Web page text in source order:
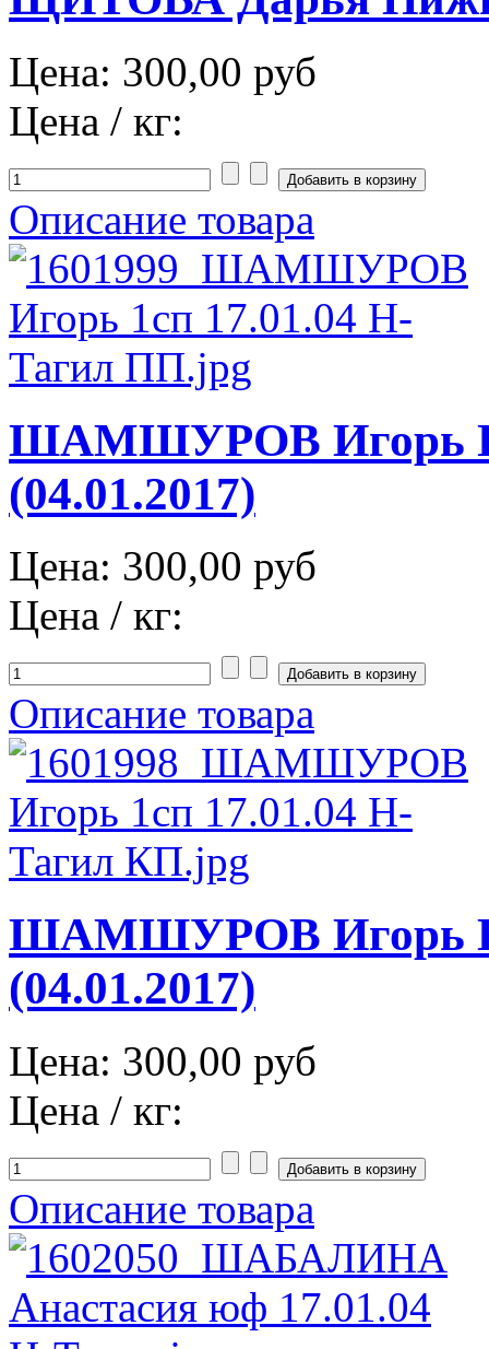
Цена: 300,00 руб
Цена / кг:
Описание товара
ШАМШУРОВ Игорь
(04.01.2017)
Цена: 300,00 руб
Цена / кг:
Описание товара
ШАМШУРОВ Игорь
(04.01.2017)
Цена: 300,00 руб
Цена / кг:
Описание товара